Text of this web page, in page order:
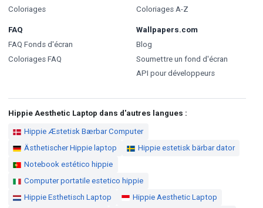
Coloriages
Coloriages A-Z
FAQ
FAQ Fonds d'écran
Coloriages FAQ
Wallpapers.com
Blog
Soumettre un fond d'écran
API pour développeurs
Hippie Aesthetic Laptop dans d'autres langues :
Hippie Æstetisk Bærbar Computer
Ästhetischer Hippie laptop
Hippie estetisk bärbar dator
Notebook estético hippie
Computer portatile estetico hippie
Hippie Esthetisch Laptop
Hippie Aesthetic Laptop